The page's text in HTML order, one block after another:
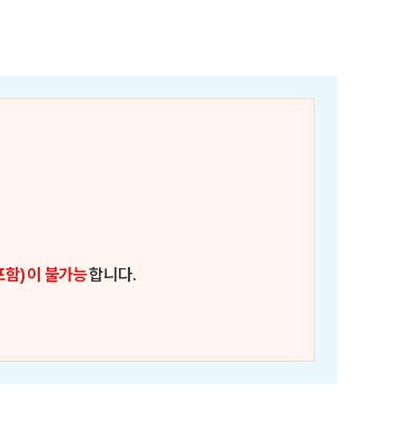
함)이 불가능합니다.